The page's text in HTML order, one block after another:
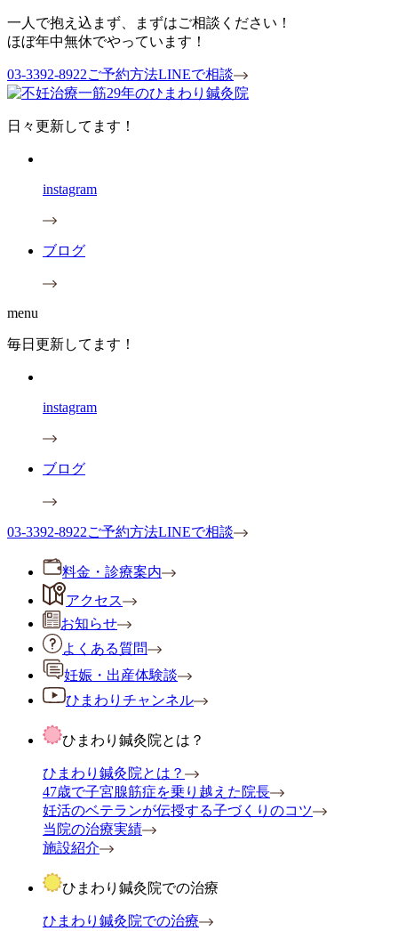
一人で抱え込まず、まずはご相談ください！
ほぼ年中無休でやっています！
03-3392-8922ご予約方法LINEで相談
日々更新してます！
instagram
ブログ
menu
毎日更新してます！
instagram
ブログ
03-3392-8922ご予約方法LINEで相談
料金・診療案内
アクセス
お知らせ
よくある質問
妊娠・出産体験談
ひまわりチャンネル
ひまわり鍼灸院とは？
ひまわり鍼灸院とは？
47歳で子宮腺筋症を乗り越えた院長
妊活のベテランが伝授する子づくりのコツ
当院の治療実績
施設紹介
ひまわり鍼灸院での治療
ひまわり鍼灸院での治療